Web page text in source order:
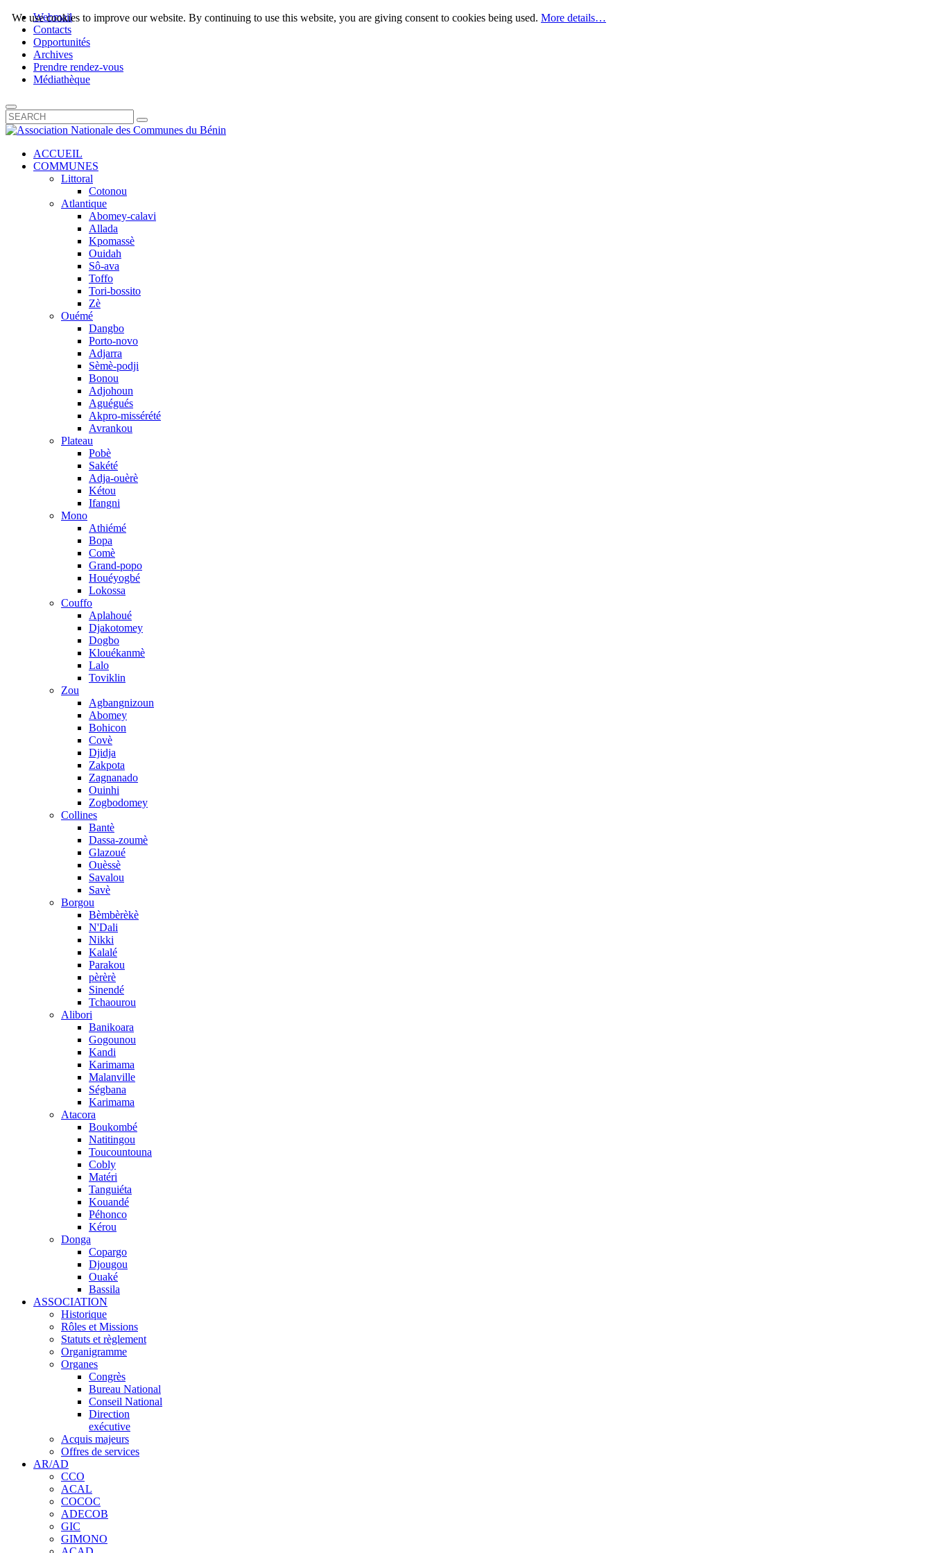
Webmail
Contacts
Opportunités
Archives
Prendre rendez-vous
Médiathèque
ACCUEIL
COMMUNES
Littoral
Cotonou
Atlantique
Abomey-calavi
Allada
Kpomassè
Ouidah
Sô-ava
Toffo
Tori-bossito
Zè
Ouémé
Dangbo
Porto-novo
Adjarra
Sèmè-podji
Bonou
Adjohoun
Aguégués
Akpro-missérété
Avrankou
Plateau
Pobè
Sakété
Adja-ouèrè
Kétou
Ifangni
Mono
Athiémé
Bopa
Comè
Grand-popo
Houéyogbé
Lokossa
Couffo
Aplahoué
Djakotomey
Dogbo
Klouékanmè
Lalo
Toviklin
Zou
Agbangnizoun
Abomey
Bohicon
Covè
Djidja
Zakpota
Zagnanado
Ouinhi
Zogbodomey
Collines
Bantè
Dassa-zoumè
Glazoué
Ouèssè
Savalou
Savè
Borgou
Bèmbèrèkè
N'Dali
Nikki
Kalalé
Parakou
pèrèrè
Sinendé
Tchaourou
Alibori
Banikoara
Gogounou
Kandi
Karimama
Malanville
Ségbana
Karimama
Atacora
Boukombé
Natitingou
Toucountouna
Cobly
Matéri
Tanguiéta
Kouandé
Péhonco
Kérou
Donga
Copargo
Djougou
Ouaké
Bassila
ASSOCIATION
Historique
Rôles et Missions
Statuts et règlement
Organigramme
Organes
Congrès
Bureau National
Conseil National
Direction
exécutive
Acquis majeurs
Offres de services
AR/AD
CCO
ACAL
COCOC
ADECOB
GIC
GIMONO
We use cookies to improve our website. By continuing to use this website, you are giving consent to cookies being used. More details…